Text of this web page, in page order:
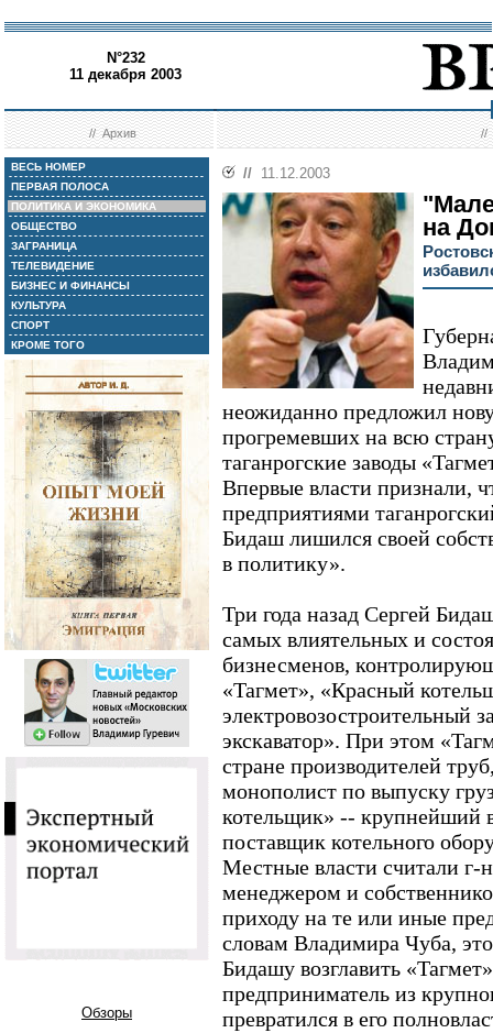
N°232
11 декабря 2003
//Архив //
ВЕСЬ НОМЕР
ПЕРВАЯ ПОЛОСА
ПОЛИТИКА И ЭКОНОМИКА
ОБЩЕСТВО
ЗАГРАНИЦА
ТЕЛЕВИДЕНИЕ
БИЗНЕС И ФИНАНСЫ
КУЛЬТУРА
СПОРТ
КРОМЕ ТОГО
Обзоры
// 11.12.2003
на
неожиданно предложил
прогремевших на всю
таганрогские заводы
Впервые власти признали,
предприятиями
Бидаш лишился своей
в политику».
Три года назад Сергей
самых влиятельных и
бизнесменов,
«Тагмет», «Красный
электровозостроительный
экскаватор». При этом
стране производителей
монополист по выпуску
котельщик» -- крупнейший
поставщик котельного
Местные власти считали
менеджером и
приходу на те или иные
словам Владимира Чуба,
Бидашу возглавить
предприниматель из
превратился в его